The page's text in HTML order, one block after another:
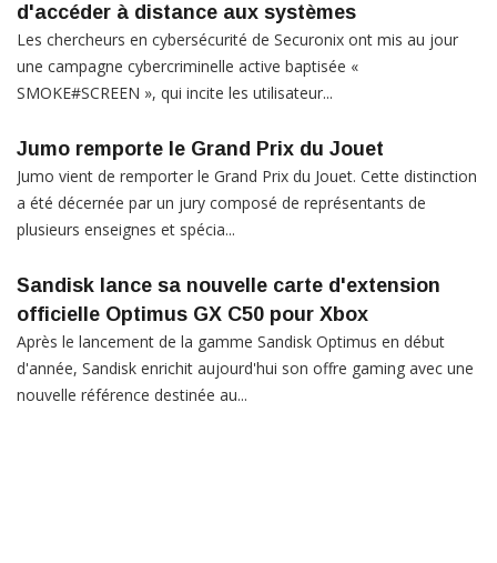
d'accéder à distance aux systèmes
Les chercheurs en cybersécurité de Securonix ont mis au jour
une campagne cybercriminelle active baptisée «
SMOKE#SCREEN », qui incite les utilisateur...
Jumo remporte le Grand Prix du Jouet
Jumo vient de remporter le Grand Prix du Jouet. Cette distinction
a été décernée par un jury composé de représentants de
plusieurs enseignes et spécia...
Sandisk lance sa nouvelle carte d'extension
officielle Optimus GX C50 pour Xbox
Après le lancement de la gamme Sandisk Optimus en début
d'année, Sandisk enrichit aujourd'hui son offre gaming avec une
nouvelle référence destinée au...